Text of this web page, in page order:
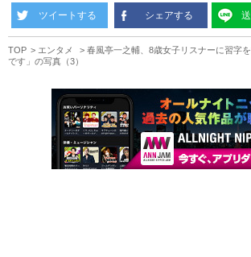
ツイートする シェアする
TOP エンタメ
春風亭一之輔、8歳女子リスナーに習字
です」の写真（3）